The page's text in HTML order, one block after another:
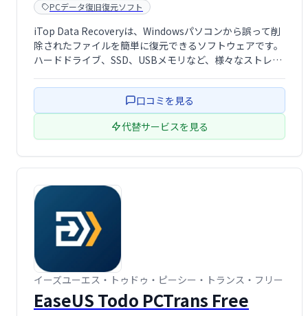
PCデータ復旧復元ソフト
iTop Data Recoveryは、Windowsパソコンから誤って削
除されたファイルを簡単に復元できるソフトウェアです。
ハードドライブ、SSD、USBメモリなど、様々なストレー
なファイルの種類を復元可能です。数クリックで操作で
口コミを見る
代替サービスを見る
イーズユーエス・トゥドゥ・ピーシー・トランス・フリー
EaseUS Todo PCTrans Free